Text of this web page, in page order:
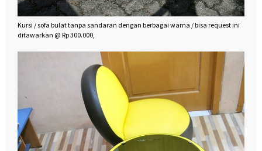
Kursi / sofa bulat tanpa sandaran dengan berbagai warna / bisa request ini
ditawarkan @ Rp 300.000,